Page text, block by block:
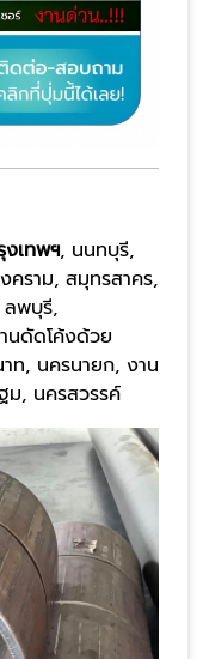
เทพฯ, นนทบุรี,
คราม, สมุทรสาคร,
ลพบุรี,
นดัดโค้งด้วย
ท, นครนายก, งาน
ม, นครสวรรค์